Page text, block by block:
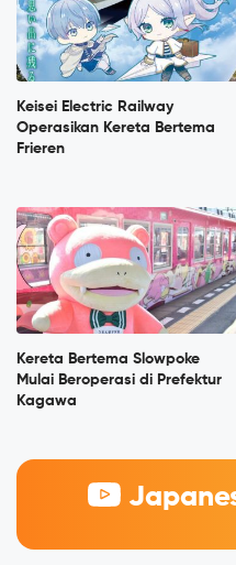
Keisei Electric Railway
Operasikan Kereta Bertema
Frieren
Kereta Bertema Slowpoke
Mulai Beroperasi di Prefektur
Kagawa